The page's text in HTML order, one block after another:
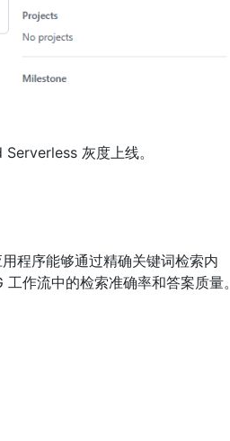
灰度上线。
程序能够通过精确关键词检索内
作流中的检索准确率和答案质量。